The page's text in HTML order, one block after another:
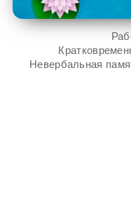
Невербальная